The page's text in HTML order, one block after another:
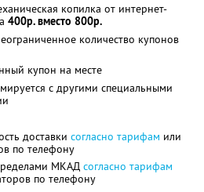
копилка от интернет-
400р. вместо 800р.
количество купонов
купон на месте
с другими специальными
доставки согласно тарифам или
по телефону
МКАД согласно тарифам
по телефону